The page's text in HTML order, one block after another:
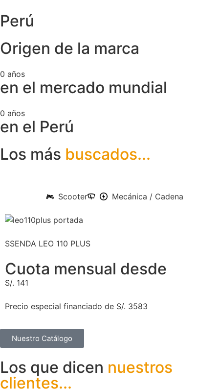
Perú
Origen de la marca
0 años
en el mercado mundial
0 años
en el Perú
Los más buscados...
Scooter Mecánica / Cadena
SSENDA LEO 110 PLUS
Cuota mensual desde
S/. 141
Precio especial financiado de S/. 3583
Nuestro Catálogo
Los que dicen nuestros
clientes...